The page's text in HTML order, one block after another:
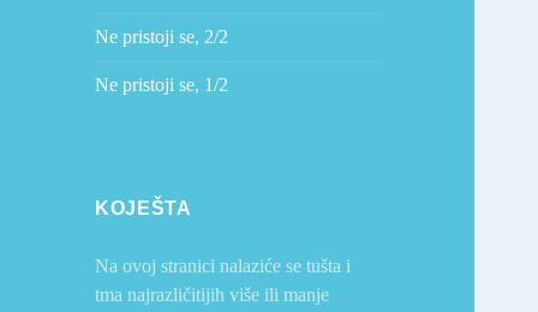
Ne pristoji se, 2/2
Ne pristoji se, 1/2
KOJEŠTA
Na ovoj stranici nalaziće se tušta i
tma najrazličitijih više ili manje